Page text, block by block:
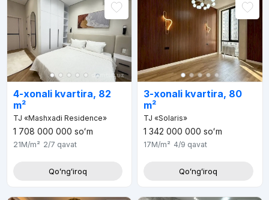
4-xonali kvartira, 82
m²
TJ «Mashxadi Residence»
1 708 000 000 soʻm
21M/m² 2/7 qavat
Qoʻngʻiroq
3-xonali kvartira, 80
m²
TJ «Solaris»
1 342 000 000 soʻm
17M/m² 4/9 qavat
Qoʻngʻiroq